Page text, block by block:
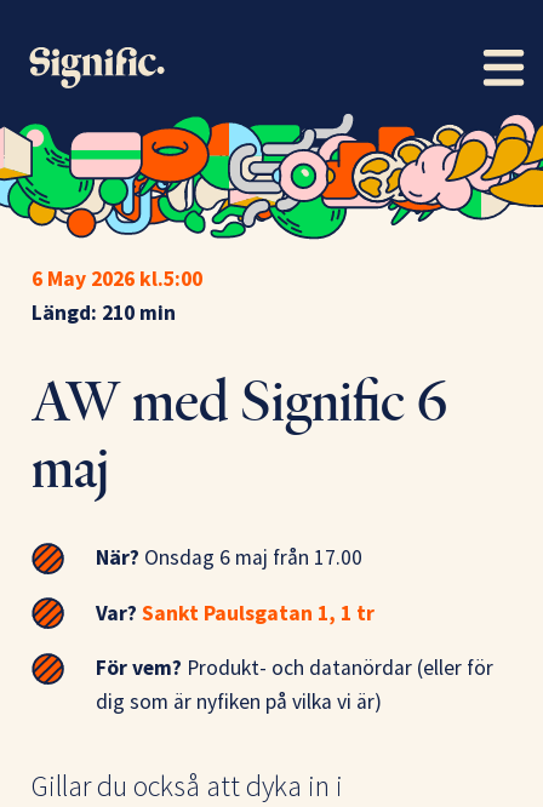
6 May 2026 kl.5:00
Längd: 210 min
AW med Signific 6
maj
När? Onsdag 6 maj från 17.00
Var? Sankt Paulsgatan 1, 1 tr
För vem? Produkt- och datanördar (eller för
dig som är nyfiken på vilka vi är)
Gillar du också att dyka in i